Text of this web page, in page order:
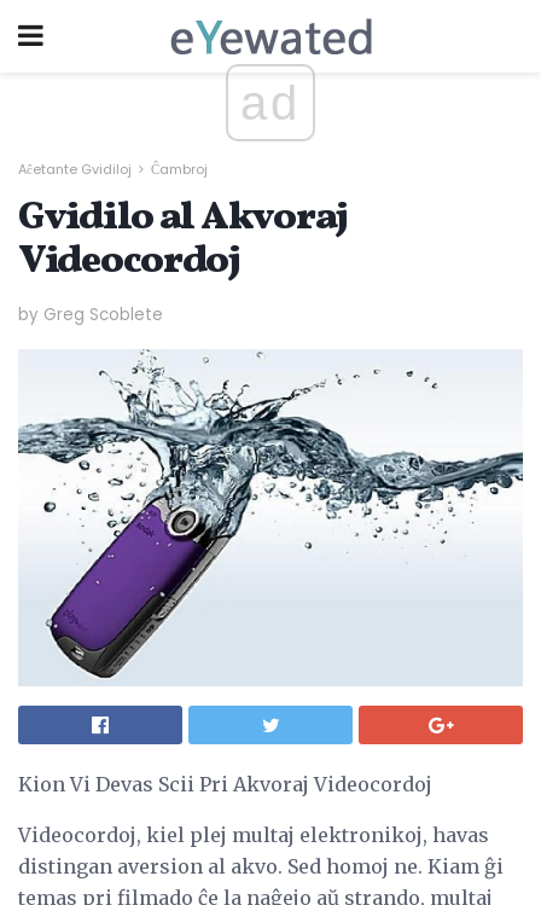
ad
Aĉetante Gvidiloj Ĉambroj
Gvidilo al Akvoraj
Videocordoj
by Greg Scoblete
Kion Vi Devas Scii Pri Akvoraj Videocordoj
Videocordoj, kiel plej multaj elektronikoj, havas
distingan aversion al akvo. Sed homoj ne. Kiam ĝi
temas pri filmado ĉe la naĝejo aŭ strando, multaj